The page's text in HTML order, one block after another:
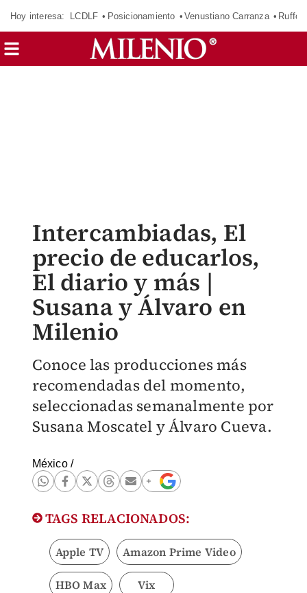
Hoy interesa: LCDLF Posicionamiento Venustiano Carranza Ruffo
Intercambiadas, El
precio de educarlos,
El diario y más |
Susana y Álvaro en
Milenio
Conoce las producciones más
recomendadas del momento,
seleccionadas semanalmente por
Susana Moscatel y Álvaro Cueva.
México/
TAGS RELACIONADOS:
Apple TV Amazon Prime Video
HBO Max Vix